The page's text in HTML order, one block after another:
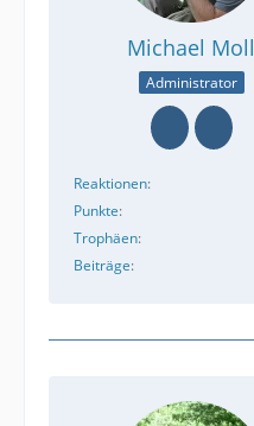
Michael Moll
Administrator
Reaktionen
Punkte
Trophäen
Beiträge